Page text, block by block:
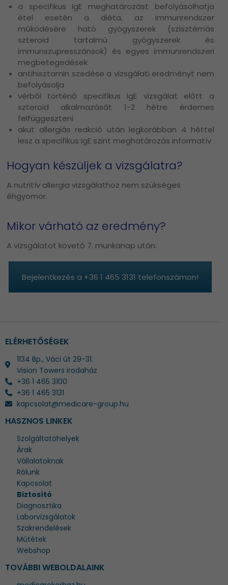
a specifikus IgE meghatározást befolyásolhatja
étel esetén a diéta, az immunrendszer
működésére ható gyógyszerek (szisztémás
szteroid tartalmú gyógyszerek és
immunszupresszánsok) és egyes immunrendszeri
megbetegedések
antihisztamin szedése a vizsgálati eredményt nem
befolyásolja
vérből történő specifikus IgE vizsgálat előtt a
szteroid alkalmazását 1-2 hétre érdemes
felfüggeszteni
akut allergiás reakció után legkorábban 4 héttel
lesz a specifikus IgE szint meghatározás informatív
Hogyan készüljek a vizsgálatra?
A nutritív allergia vizsgálathoz nem szükséges
éhgyomor.
Mikor várható az eredmény?
A vizsgálatot követő 7. munkanap után.
Bejelentkezés a +36 1 465 3131 telefonszámon!
ELÉRHETŐSÉGEK
1134 Bp., Váci út 29-31.
Vision Towers irodaház
+36 1 465 3100
+36 1 465 3131
kapcsolat@medicare-group.hu
HASZNOS LINKEK
Szolgáltatóhelyek
Árak
Vállalatoknak
Rólunk
Kapcsolat
Biztosító
Diagnosztika
Laborvizsgálatok
Szakrendelések
Műtétek
Webshop
TOVÁBBI WEBOLDALAINK